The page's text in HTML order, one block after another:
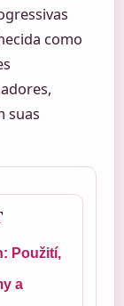
como
suas
Použití,
a